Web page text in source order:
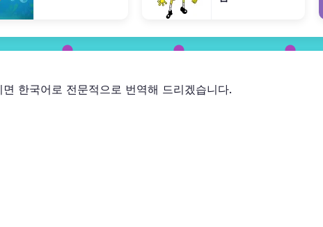
한국어로 전문적으로 번역해 드리겠습니다.